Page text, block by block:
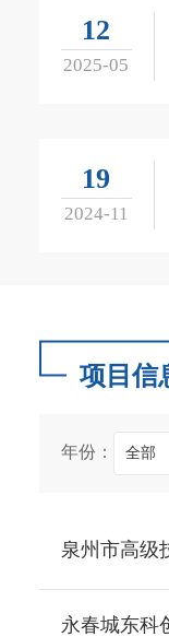
12
2025-05
19
2024-11
项目信
年份： 全部
泉州市高级
永春城东科